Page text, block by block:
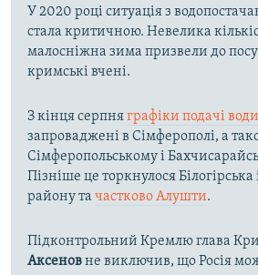
У 2020 році ситуація з
стала критичною. Невелика
малосніжна зима призвели до
кримські вчені.
З кінця серпняграфіки подачі води
запроваджені в Сімферополі, а
Сімферопольському і
Пізніше це торкнулося Білогірська
району та частково Алушти.
Підконтрольний Кремлю глава
Аксеновне виключив, що Росія